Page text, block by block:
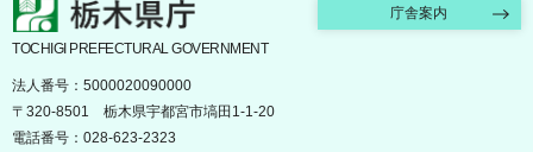
栃木県庁 庁舎案内
TOCHIGI PREFECTURAL GOVERNMENT
法人番号：5000020090000
〒320-8501 栃木県宇都宮市塙田1-1-20
電話番号：028-623-2323